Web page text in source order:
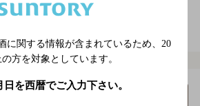
ン
に関する情報が含まれているため、 20
方を対象としています。
日を西暦でご入力下さい。